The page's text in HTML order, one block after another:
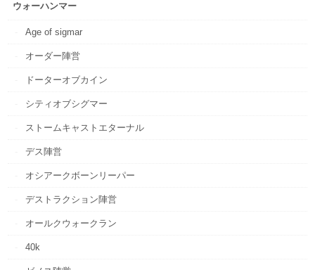
ウォーハンマー
Age of sigmar
オーダー陣営
ドーターオブカイン
シティオブシグマー
ストームキャストエターナル
デス陣営
オシアークボーンリーパー
デストラクション陣営
オールクウォークラン
40k